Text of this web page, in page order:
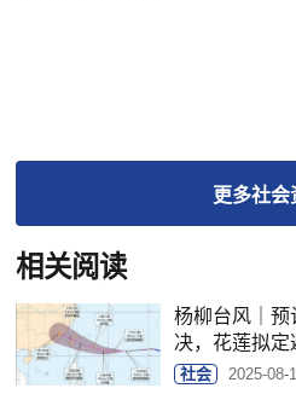
更多社会
相关阅读
杨柳台风｜
决，花莲拟定
社会 2025-08-